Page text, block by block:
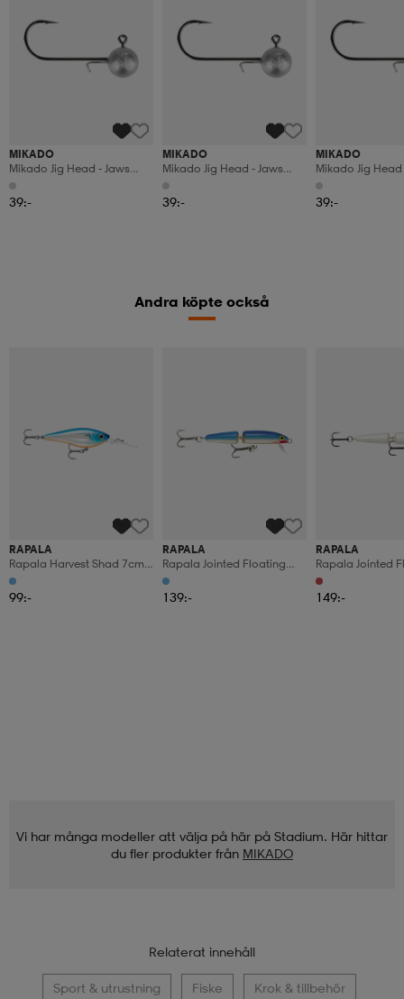
MIKADO
Mikado Jig Head - Jaws
Classic - 7g - 4/0 - 3pcs
39:-
MIKADO
Mikado Jig Head - Jaws
Classic - 5g -2/0 - 3pcs
39:-
MIKADO
Mikado Jig Head
Classic - 10g -
39:-
Andra köpte också
RAPALA
Rapala Harvest Shad 7cm
9g - Silver Blue
99:-
RAPALA
Rapala Jointed Floating
9cm - Blue
139:-
RAPALA
Rapala Jointed
11cm - Red Head
149:-
Vi har många modeller att välja på här på Stadium. Här hittar
du fler produkter från MIKADO
Relaterat innehåll
Sport & utrustning Fiske Krok & tillbehör